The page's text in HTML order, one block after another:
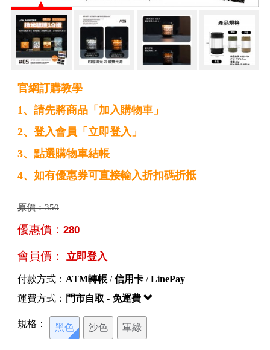
官網訂購教學
1、請先將商品「加入購物車」
2、登入會員「立即登入」
3、點選購物車結帳
4、如有優惠券可直接輸入折扣碼折抵
原價：350
優惠價： 280
會員價： 立即登入
付款方式： ATM轉帳/信用卡/LinePay
運費方式： 門市自取 - 免運費
規格： 黑色 沙色 軍綠